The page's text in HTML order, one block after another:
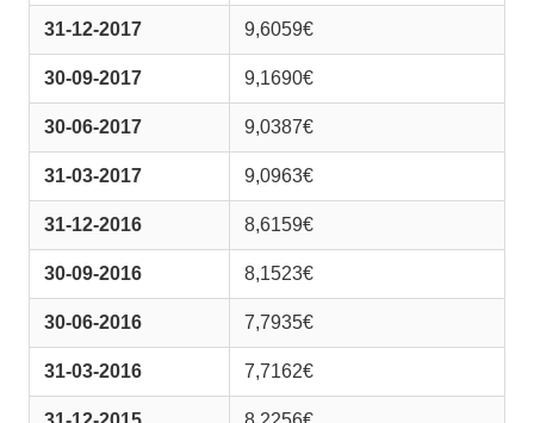
31-12-2017 9,6059€
30-09-2017 9,1690€
30-06-2017 9,0387€
31-03-2017 9,0963€
31-12-2016 8,6159€
30-09-2016 8,1523€
30-06-2016 7,7935€
31-03-2016 7,7162€